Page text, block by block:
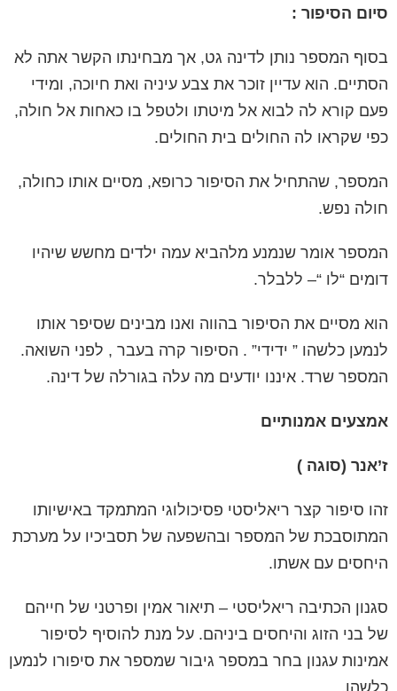
סיום הסיפור :
בסוף המספר נותן לדינה גט, אך מבחינתו הקשר אתה לא
הסתיים. הוא עדיין זוכר את צבע עיניה ואת חיוכה, ומידי
פעם קורא לה לבוא אל מיטתו ולטפל בו כאחות אל חולה,
כפי שקראו לה החולים בית החולים.
המספר, שהתחיל את הסיפור כרופא, מסיים אותו כחולה,
חולה נפש.
המספר אומר שנמנע מלהביא עמה ילדים מחשש שיהיו
דומים “לו “– ללבלר.
הוא מסיים את הסיפור בהווה ואנו מבינים שסיפר אותו
לנמען כלשהו ” ידידי” . הסיפור קרה בעבר , לפני השואה.
המספר שרד. איננו יודעים מה עלה בגורלה של דינה.
אמצעים אמנותיים
ז’אנר (סוגה )
זהו סיפור קצר ריאליסטי פסיכולוגי המתמקד באישיותו
המתוסבכת של המספר ובהשפעה של תסביכיו על מערכת
היחסים עם אשתו.
סגנון הכתיבה ריאליסטי – תיאור אמין ופרטני של חייהם
של בני הזוג והיחסים ביניהם. על מנת להוסיף לסיפור
אמינות עגנון בחר במספר גיבור שמספר את סיפורו לנמען